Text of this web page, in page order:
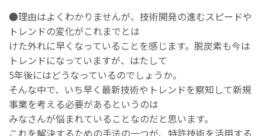
●理由はよくわかりませんが、技術開発の進むスピードや
トレンドの変化がこれまでとは
けた外れに早くなっていることを感じます。脱炭素も今は
トレンドになっていますが、はたして
5年後にはどうなっているのでしょうか。
そんな中で、いち早く最新技術やトレンドを察知して新規
事業を考える必要があるというのは
みなさんが悩まれていることなのだと思います。
これを解決するための手法の一つが、特許技術を活用する